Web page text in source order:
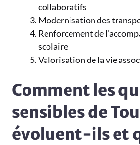
collaboratifs
Modernisation des
Renforcement de
scolaire
Valorisation de la vie
Comment les
sensibles de
évoluent-ils et